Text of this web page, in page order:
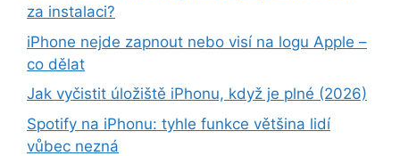
za instalaci?
iPhone nejde zapnout nebo visí na logu Apple –
co dělat
Jak vyčistit úložiště iPhonu, když je plné (2026)
Spotify na iPhonu: tyhle funkce většina lidí
vůbec nezná